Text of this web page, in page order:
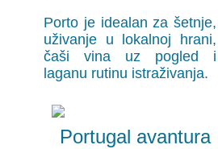
Porto je idealan za šetnje,
uživanje u lokalnoj hrani,
čaši vina uz pogled i
laganu rutinu istraživanja.
Portugal avantura